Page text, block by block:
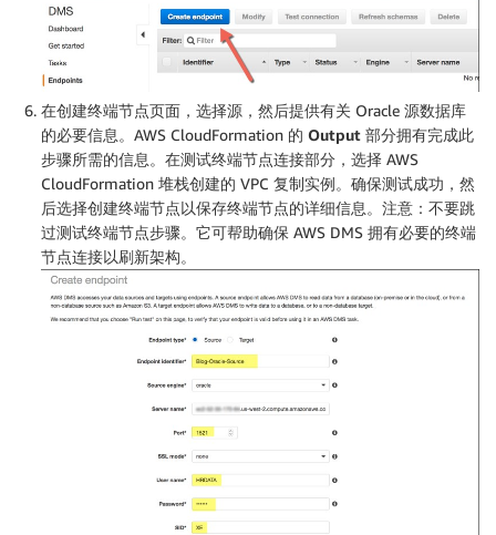
在创建终端节点页面，选择源 ，然后提供有关 Oracle 源数据库
的必要信息。AWS CloudFormation 的 Output 部分拥有完成此
步骤所需的信息。在测试终端节点连接部分，选择 AWS
CloudFormation 堆栈创建的 VPC 复制实例。确保测试成功，然
后选择创建终端节点以保存终端节点的详细信息。 注意： 不要跳
过测试终端节点步骤。它可帮助确保 AWS DMS 拥有必要的终端
节点连接以刷新架构。